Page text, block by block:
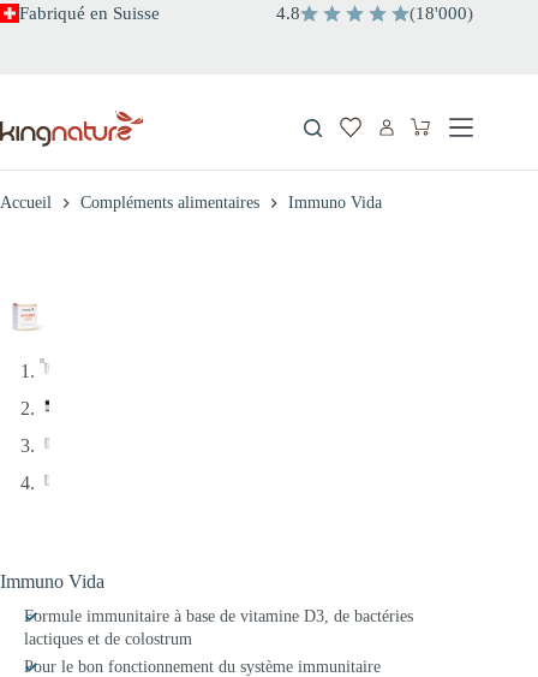
Passer
Fabriqué en Suisse 4.8 (18'000)
Panier
Accueil Compléments alimentaires Immuno Vida
Immuno Vida
Formule immunitaire à base de vitamine D3, de bactéries
lactiques et de colostrum
Pour le bon fonctionnement du système immunitaire